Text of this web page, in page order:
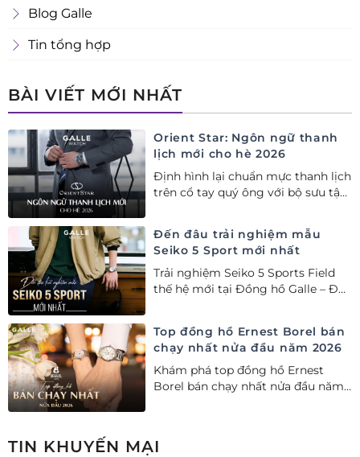
Blog Galle
Tin tổng hợp
BÀI VIẾT MỚI NHẤT
Orient Star: Ngôn ngữ thanh
lịch mới cho hè 2026
Định hình lại chuẩn mực thanh lịch
trên cổ tay quý ông với bộ sưu tập
Đến đâu trải nghiệm mẫu
Seiko 5 Sport mới nhất
Trải nghiệm Seiko 5 Sports Field
thế hệ mới tại Đồng hồ Galle – Đại
Top đồng hồ Ernest Borel bán
chạy nhất nửa đầu năm 2026
Khám phá top đồng hồ Ernest
Borel bán chạy nhất nửa đầu năm
TIN KHUYẾN MẠI